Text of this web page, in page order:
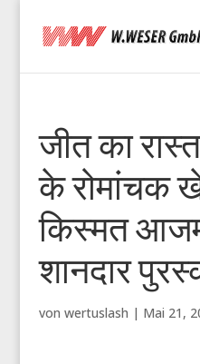
जीत का
के रोमांचक
किस्मत
शानदार
von wertuslash | Mai 21,